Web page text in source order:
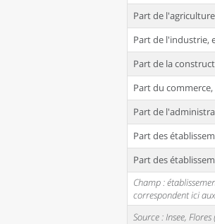
Part de
Part de l'industrie,
Part de la
Part du
Part de
Part des
Part des
Champ :
correspondent ici
Source : Insee,